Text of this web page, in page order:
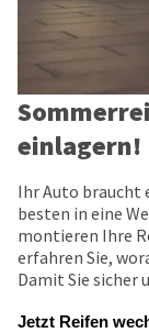
einlagern!
Ihr Auto braucht
besten in eine
montieren Ihre
erfahren Sie,
Damit Sie sicher
Jetzt Reifen